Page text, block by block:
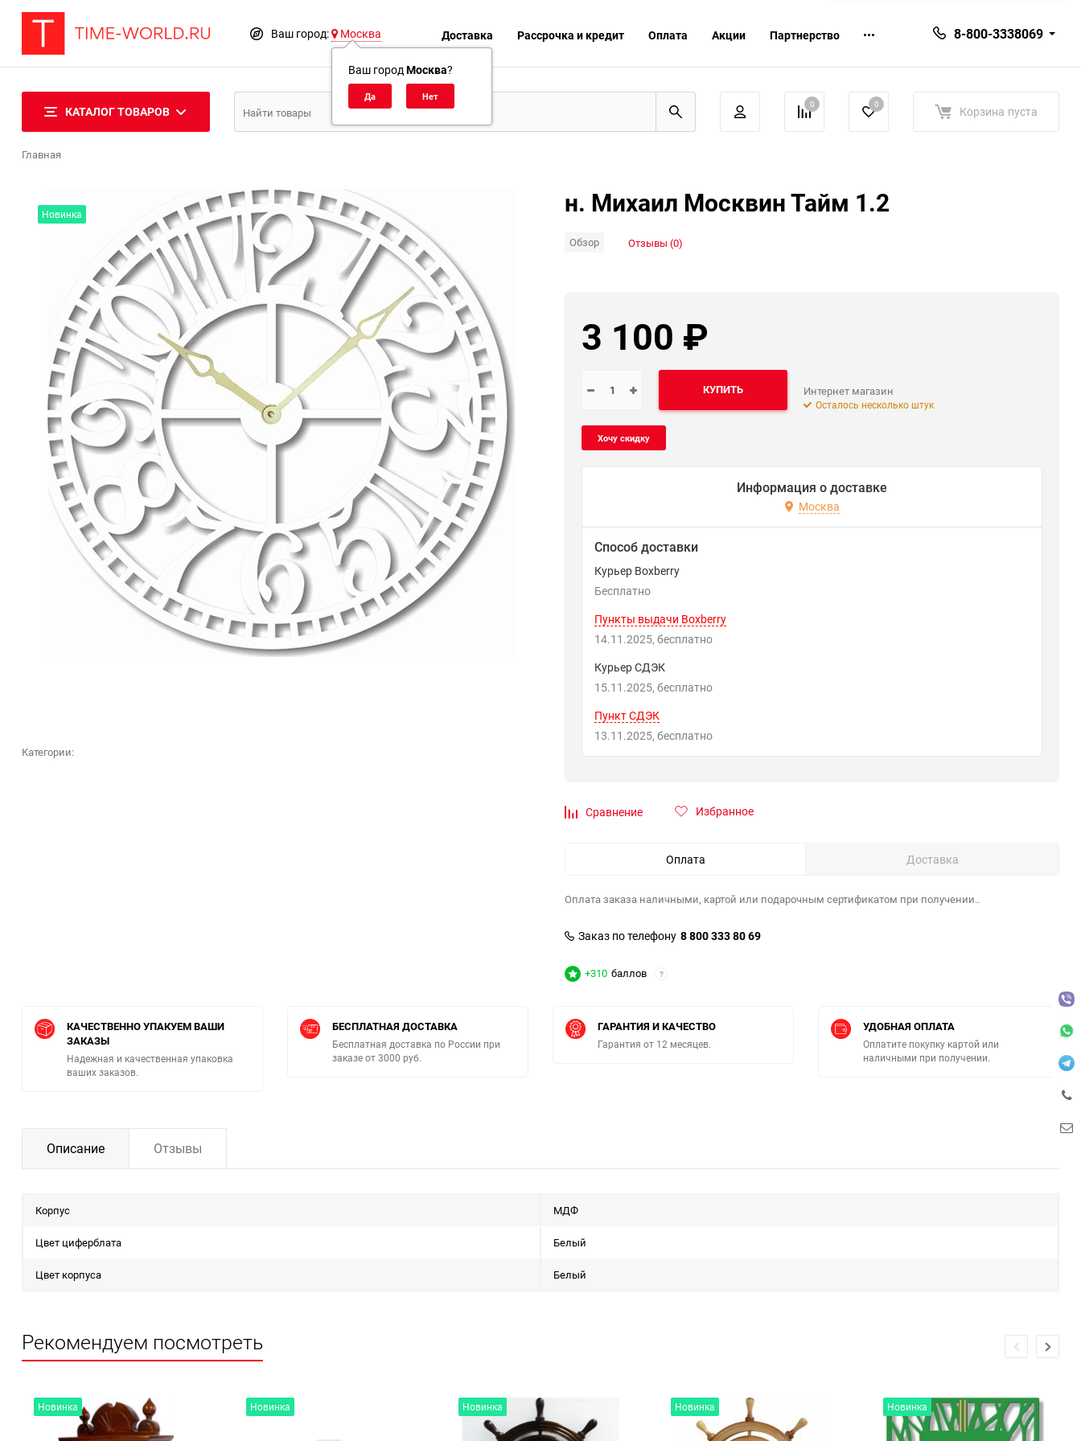
Ваш город: Москва
Ваш город Москва?
Доставка Рассрочка и кредит Оплата Акции Партнерство 8-800-3338069
КАТАЛОГ ТОВАРОВ 0 0 Корзина пуста
Главная
Новинка
Категории:
н. Михаил Москвин Тайм 1.2
Обзор Отзывы (0)
3 100 ₽
КУПИТЬ Интернет магазин
Осталось несколько штук
Информация о доставке
Москва
Способ доставки
Курьер Boxberry
Бесплатно
Пункты выдачи Boxberry
14.11.2025
Бесплатно
Курьер СДЭК
15.11.2025
Бесплатно
Пункт СДЭК
13.11.2025
Бесплатно
Сравнение Избранное
Оплата Доставка
Оплата заказа наличными, картой или подарочным сертификатом при получении..
Заказ по телефону 8 800 333 80 69
+310 баллов ?
КАЧЕСТВЕННО УПАКУЕМ ВАШИ
ЗАКАЗЫ
Надежная и качественная упаковка
ваших заказов.
БЕСПЛАТНАЯ ДОСТАВКА
Бесплатная доставка по России при
заказе от 3000 руб.
ГАРАНТИЯ И КАЧЕСТВО
Гарантия от 12 месяцев.
УДОБНАЯ ОПЛАТА
Оплатите покупку картой или
наличными при получении.
Описание Отзывы
Корпус МДФ
Цвет циферблата Белый
Цвет корпуса Белый
Рекомендуем посмотреть
Новинка Новинка Новинка Новинка Новинка